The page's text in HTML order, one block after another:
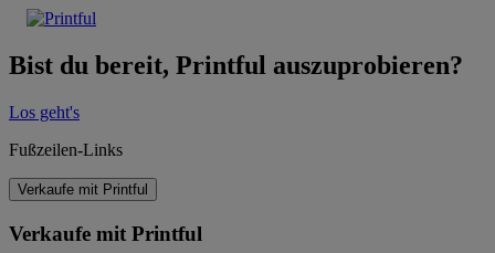
Bist du bereit, Printful auszuprobieren?
Los geht's
Fußzeilen-Links
Verkaufe mit Printful
Verkaufe mit Printful